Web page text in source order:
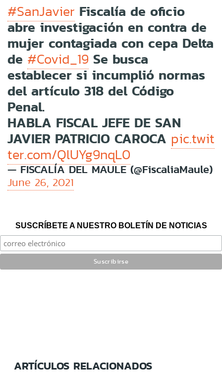
#SanJavier Fiscalía de oficio
abre investigación en contra de
mujer contagiada con cepa Delta
de #Covid_19 Se busca
establecer si incumplió normas
del artículo 318 del Código
Penal.
HABLA FISCAL JEFE DE SAN
JAVIER PATRICIO CAROCA pic.twit
ter.com/QlUYg9nqL0
— FISCALÍA DEL MAULE (@FiscaliaMaule)
June 26, 2021
SUSCRÍBETE A NUESTRO BOLETÍN DE NOTICIAS
ARTÍCULOS RELACIONADOS